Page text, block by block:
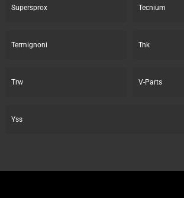
Supersprox Tecnium
Termignoni Tnk
Trw V-Parts
Yss